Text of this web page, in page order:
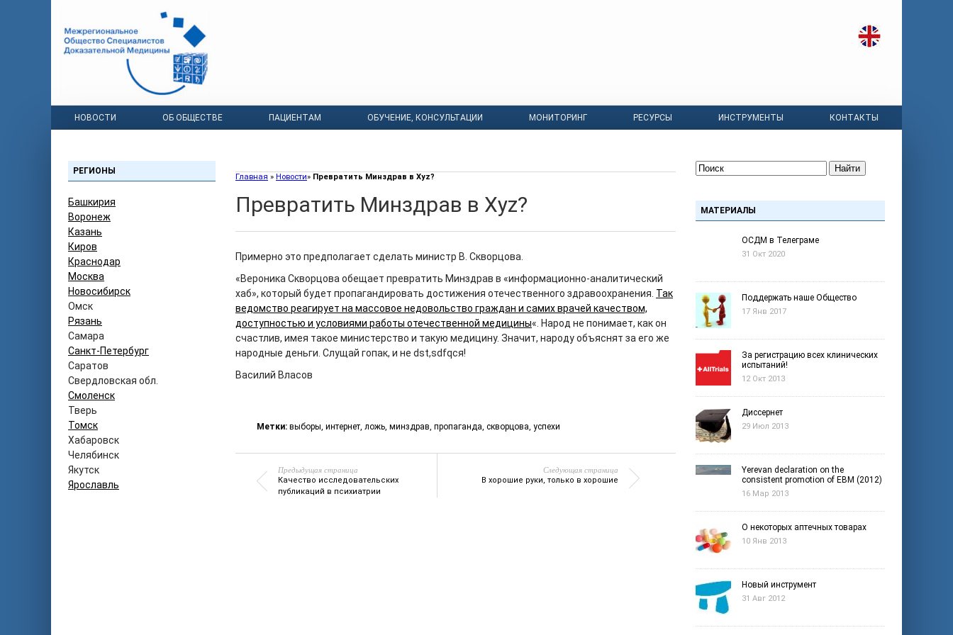
НОВОСТИ ОБ ОБЩЕСТВЕ ПАЦИЕНТАМ ОБУЧЕНИЕ, КОНСУЛЬТАЦИИ МОНИТОРИНГ РЕСУРСЫ ИНСТРУМЕНТЫ КОНТАКТЫ
РЕГИОНЫ
Башкирия
Воронеж
Казань
Киров
Краснодар
Москва
Новосибирск
Омск
Рязань
Самара
Санкт-Петербург
Саратов
Свердловская обл.
Смоленск
Тверь
Томск
Хабаровск
Челябинск
Якутск
Ярославль
Главная » Новости» Превратить Минздрав в Хуz?
Превратить Минздрав в Хуz?
Примерно это предполагает сделать министр В. Скворцова.
«Вероника Скворцова обещает превратить Минздрав в «информационно-аналитический
хаб», который будет пропагандировать достижения отечественного здравоохранения. Так
ведомство реагирует на массовое недовольство граждан и самих врачей качеством,
доступностью и условиями работы отечественной медицины«. Народ не понимает, как он
счастлив, имея такое министерство и такую медицину. Значит, народу объяснят за его же
народные деньги. Слущай гопак, и не dst,sdfqcя!
Василий Власов
Метки: выборы, интернет, ложь, минздрав, пропаганда, скворцова, успехи
Предыдущая страница
Качество исследовательских
публикаций в психиатрии
Следующая страница
В хорошие руки, только в хорошие
Найти
МАТЕРИАЛЫ
ОСДМ в Телеграме
31 Окт 2020
Поддержать наше Общество
17 Янв 2017
За регистрацию всех клинических
испытаний!
12 Окт 2013
Диссернет
29 Июл 2013
Yerevan declaration on the
consistent promotion of EBM (2012)
16 Мар 2013
О некоторых аптечных товарах
10 Янв 2013
Новый инструмент
31 Авг 2012